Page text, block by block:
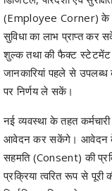
शुल्क तथा की फैक्ट
जानकारियां पहले से उपलब्ध
पर निर्णय ले सकें।
नई व्यवस्था के तहत
आवेदन कर सकेंगे। आवेदन के
सहमति (Consent) की
प्रक्रिया त्वरित रूप से पूरी
निर्धारित प्रक्रिया के
वित्त विभाग द्वारा जारी